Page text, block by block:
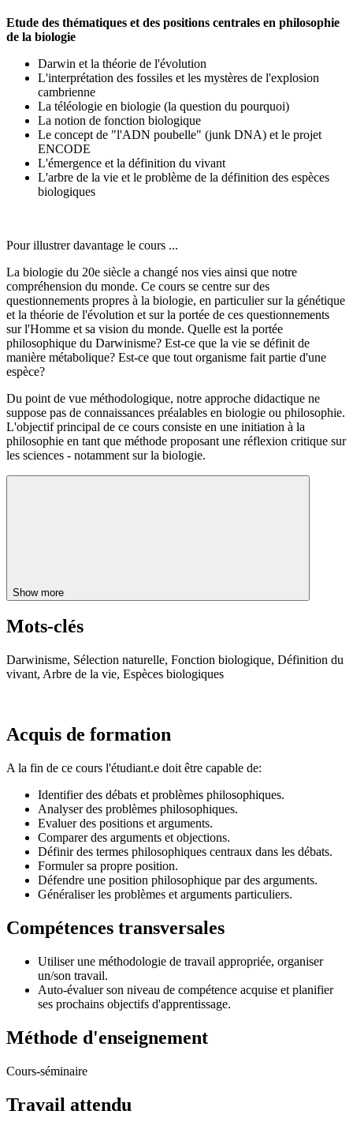
Etude des thématiques et des positions centrales en philosophie
de la biologie
Darwin et la théorie de l'évolution
L'interprétation des fossiles et les mystères de l'explosion
cambrienne
La téléologie en biologie (la question du pourquoi)
La notion de fonction biologique
Le concept de "l'ADN poubelle" (junk DNA) et le projet
ENCODE
L'émergence et la définition du vivant
L'arbre de la vie et le problème de la définition des espèces
biologiques
Pour illustrer davantage le cours ...
La biologie du 20e siècle a changé nos vies ainsi que notre
compréhension du monde. Ce cours se centre sur des
questionnements propres à la biologie, en particulier sur la génétique
et la théorie de l'évolution et sur la portée de ces questionnements
sur l'Homme et sa vision du monde. Quelle est la portée
philosophique du Darwinisme? Est-ce que la vie se définit de
manière métabolique? Est-ce que tout organisme fait partie d'une
espèce?
Du point de vue méthodologique, notre approche didactique ne
suppose pas de connaissances préalables en biologie ou philosophie.
L'objectif principal de ce cours consiste en une initiation à la
philosophie en tant que méthode proposant une réflexion critique sur
les sciences - notamment sur la biologie.
Show more
Mots-clés
Darwinisme, Sélection naturelle, Fonction biologique, Définition du
vivant, Arbre de la vie, Espèces biologiques
Acquis de formation
A la fin de ce cours l'étudiant.e doit être capable de:
Identifier des débats et problèmes philosophiques.
Analyser des problèmes philosophiques.
Evaluer des positions et arguments.
Comparer des arguments et objections.
Définir des termes philosophiques centraux dans les débats.
Formuler sa propre position.
Défendre une position philosophique par des arguments.
Généraliser les problèmes et arguments particuliers.
Compétences transversales
Utiliser une méthodologie de travail appropriée, organiser
un/son travail.
Auto-évaluer son niveau de compétence acquise et planifier
ses prochains objectifs d'apprentissage.
Méthode d'enseignement
Cours-séminaire
Travail attendu